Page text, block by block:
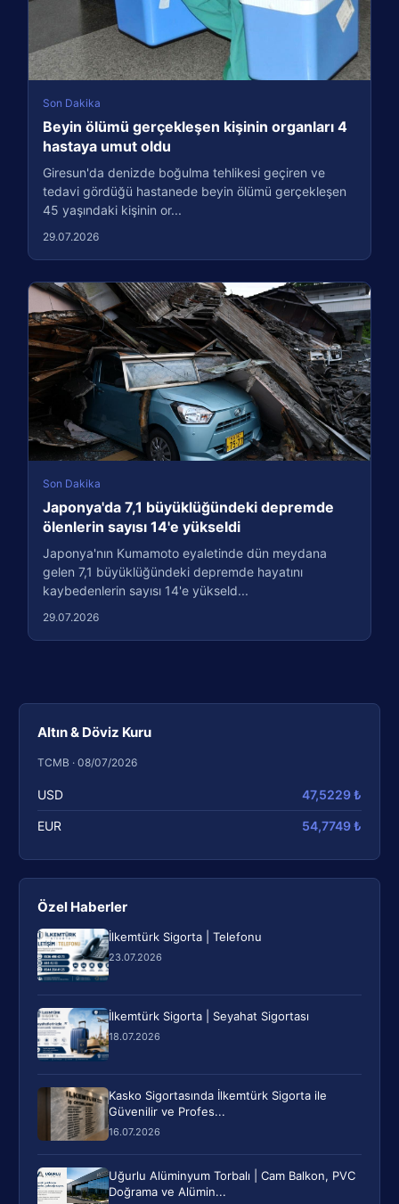
Altın & Döviz Kuru
TCMB · 08/07/2026
USD 47,5229 ₺
EUR 54,7749 ₺
Özel Haberler
İlkemtürk Sigorta | Telefonu
23.07.2026
İlkemtürk Sigorta | Seyahat Sigortası
18.07.2026
Kasko Sigortasında İlkemtürk Sigorta ile
Güvenilir ve Profes...
16.07.2026
Uğurlu Alüminyum Torbalı | Cam Balkon, PVC
Doğrama ve Alümin...
Son Dakika
Beyin ölümü gerçekleşen kişinin organları 4
hastaya umut oldu
Giresun'da denizde boğulma tehlikesi geçiren ve
tedavi gördüğü hastanede beyin ölümü gerçekleşen
45 yaşındaki kişinin or...
29.07.2026
Son Dakika
Japonya'da 7,1 büyüklüğündeki depremde
ölenlerin sayısı 14'e yükseldi
Japonya'nın Kumamoto eyaletinde dün meydana
gelen 7,1 büyüklüğündeki depremde hayatını
kaybedenlerin sayısı 14'e yükseld...
29.07.2026